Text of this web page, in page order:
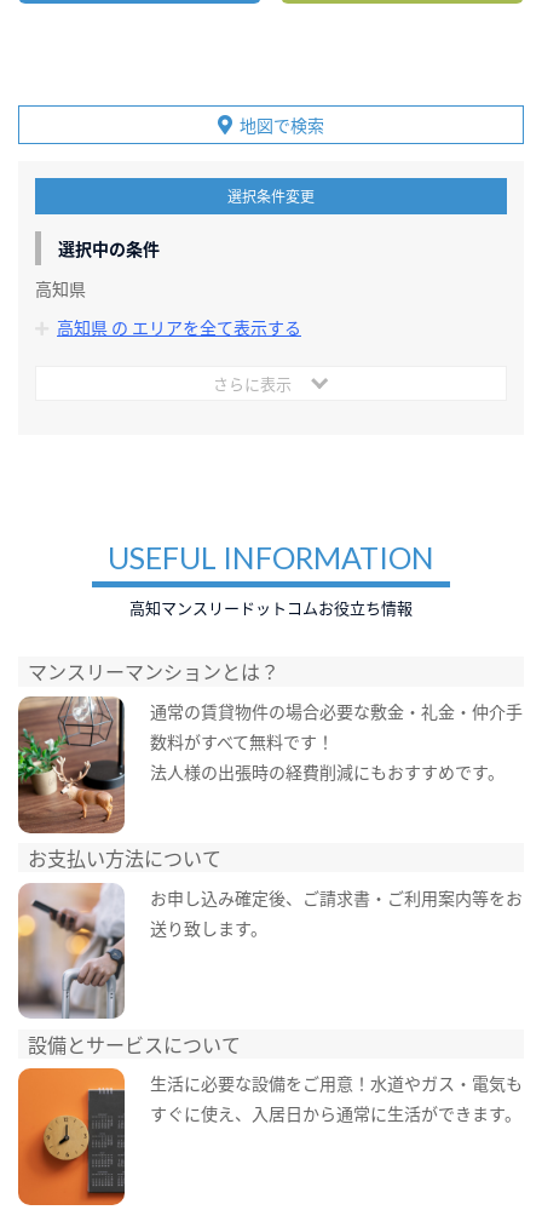
地図で検索
選択条件変更
選択中の条件
高知県
高知県 の エリアを全て表示する
さらに表示
USEFUL INFORMATION
高知マンスリードットコムお役立ち情報
マンスリーマンションとは？
通常の賃貸物件の場合必要な敷金・礼金・仲介手
数料がすべて無料です！
法人様の出張時の経費削減にもおすすめです。
お支払い方法について
お申し込み確定後、ご請求書・ご利用案内等をお
送り致します。
設備とサービスについて
生活に必要な設備をご用意！水道やガス・電気も
すぐに使え、入居日から通常に生活ができます。